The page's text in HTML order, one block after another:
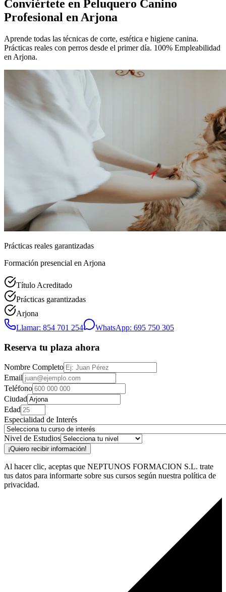
Conviértete en Peluquero Canino
Profesional en Arjona
Aprende todas las técnicas de corte, estética e higiene canina.
Prácticas reales con perros desde el primer día. 100% Empleabilidad
en Arjona.
Prácticas reales garantizadas
Formación presencial en Arjona
Título Acreditado
Prácticas garantizadas
Arjona
Llamar: 854 701 254
WhatsApp: 695 750 305
Reserva tu plaza ahora
Nombre Completo
Email
Teléfono
Ciudad
Edad
Especialidad de Interés
Nivel de Estudios
¡Quiero recibir información!
Al hacer clic, aceptas que NEPTUNOS FORMACION S.L. trate
tus datos para informarte sobre sus cursos según nuestra política de
privacidad.